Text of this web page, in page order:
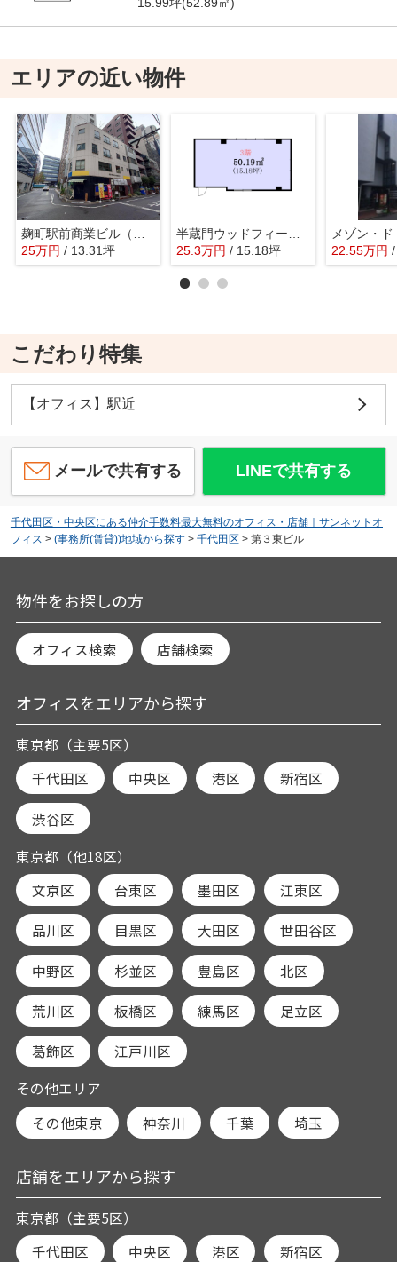
エリアの近い物件
麹町駅前商業ビル（旧酒井ビル）
25万円 / 13.31坪
半蔵門ウッドフィールド－１００
25.3万円 / 15.18坪
メゾン・
22.55万円
こだわり特集
【オフィス】駅近
メールで共有する LINEで共有する
千代田区・中央区にある仲介手数料最大無料のオフィス・店舗｜サンネットオ
フィス > (事務所(賃貸))地域から探す > 千代田区 > 第３東ビル
物件をお探しの方
オフィス検索 店舗検索
オフィスをエリアから探す
東京都（主要5区）
千代田区
中央区 港区 新宿区
渋谷区
東京都（他18区）
文京区
台東区 墨田区 江東区
品川区 目黒区 大田区 世田谷区
中野区 杉並区 豊島区 北区
荒川区 板橋区 練馬区 足立区
葛飾区
江戸川区
その他エリア
その他東京
神奈川 千葉 埼玉
店舗をエリアから探す
東京都（主要5区）
千代田区
中央区 港区 新宿区